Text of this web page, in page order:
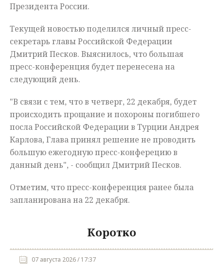
Президента России.
Текущей новостью поделился личный пресс-
секретарь главы Российской Федерации
Дмитрий Песков. Выяснилось, что большая
пресс-конференция будет перенесена на
следующий день.
"В связи с тем, что в четверг, 22 декабря, будет
происходить прощание и похороны погибшего
посла Российской Федерации в Турции Андрея
Карлова, Глава принял решение не проводить
большую ежегодную пресс-конферециюв
данный день", - сообщил Дмитрий Песков.
Отметим, что пресс-конференция ранее была
запланирована на 22 декабря.
Коротко
07 августа 2026 / 17:37